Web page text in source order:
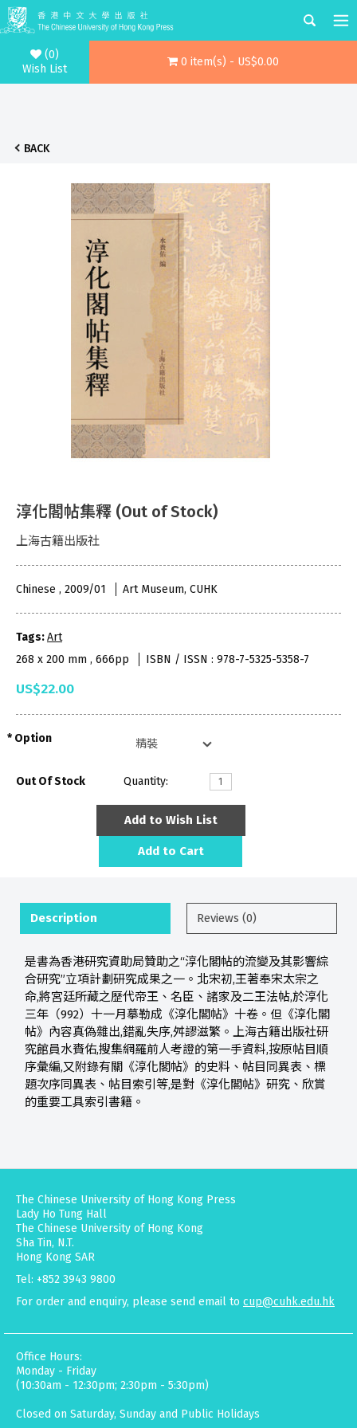
(0)
Wish List
0 item(s) - US$0.00
BACK
淳化閣帖集釋 (Out of Stock)
上海古籍出版社
Chinese , 2009/01 Art Museum, CUHK
Tags:Art
268 x 200 mm , 666pp
ISBN / ISSN : 978-7-5325-5358-7
US$22.00
Option
Out Of Stock Quantity:
Add to Wish List
Add to Cart
Description Reviews (0)
是書為香港研究資助局贊助之“淳化閣帖的流變及其影響綜
合研究”立項計劃研究成果之一。北宋初,王著奉宋太宗之
命,將宮廷所藏之歷代帝王、名臣、諸家及二王法帖,於淳化
三年（992）十一月摹勒成《淳化閣帖》十卷。但《淳化閣
帖》內容真偽雜出,錯亂失序,舛謬滋繁。上海古籍出版社研
究館員水賚佑,搜集網羅前人考證的第一手資料,按原帖目順
序彙編,又附錄有關《淳化閣帖》的史料、帖目同異表、標
題次序同異表、帖目索引等,是對《淳化閣帖》研究、欣賞
的重要工具索引書籍。
The Chinese University of Hong Kong Press
Lady Ho Tung Hall
The Chinese University of Hong Kong
Sha Tin, N.T.
Hong Kong SAR
Tel: +852 3943 9800
For order and enquiry, please send email to cup@cuhk.edu.hk
Office Hours:
Monday - Friday
(10:30am - 12:30pm; 2:30pm - 5:30pm)
Closed on Saturday, Sunday and Public Holidays